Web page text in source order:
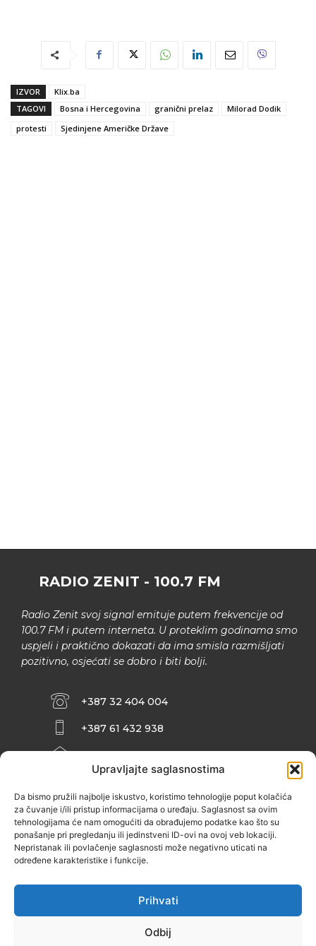
Upravljajte saglasnostima
Da bismo pružili najbolje iskustvo, koristimo tehnologije poput kolačića
za čuvanje i/ili pristup informacijama o uređaju. Saglasnost sa ovim
tehnologijama će nam omogućiti da obrađujemo podatke kao što su
ponašanje pri pregledanju ili jedinstveni ID-ovi na ovoj veb lokaciji.
Nepristanak ili povlačenje saglasnosti može negativno uticati na
određene karakteristike i funkcije.
Prihvati
Odbij
IZVOR
Klix.ba
TAGOVI
Bosna i Hercegovina granični prelaz
Milorad Dodik
protesti
Sjedinjene Američke Države
RADIO ZENIT - 100.7 FM
Radio Zenit svoj signal emituje putem frekvencije od
100.7 FM i putem interneta. U proteklim godinama smo
uspjeli i praktično dokazati da ima smisla razmišljati
pozitivno, osjećati se dobro i biti bolji.
+387 32 404 004
+387 61 432 938
INFO@ZENIT.BA
ZENIČANKA, 3. SPRAT), 72000 ZENICA